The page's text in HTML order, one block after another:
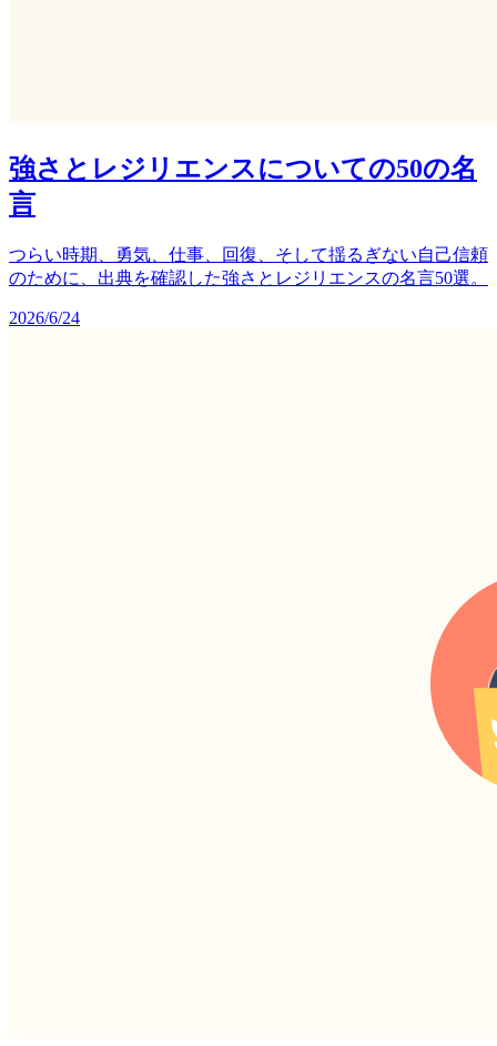
強さとレジリエンスについての50の名
言
つらい時期、勇気、仕事、回復、そして揺るぎない自己信頼
のために、出典を確認した強さとレジリエンスの名言50選。
2026/6/24